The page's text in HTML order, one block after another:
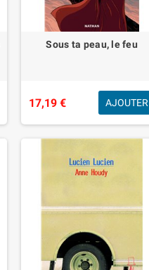
Sous ta peau, le feu
17,19 € AJOUTER